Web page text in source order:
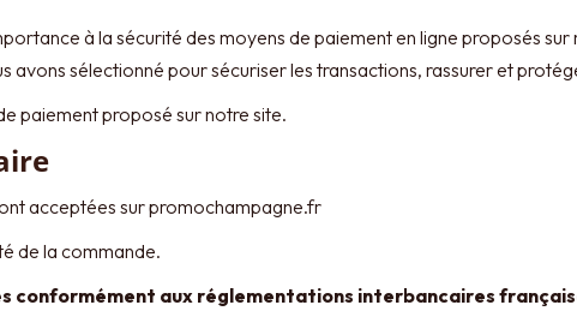
à la sécurité des moyens de paiement en ligne proposés sur
avons sélectionné pour sécuriser les transactions, rassurer et
paiement proposé sur notre site.
acceptées sur promochampagne.fr
de la commande.
conformément aux réglementations interbancaires